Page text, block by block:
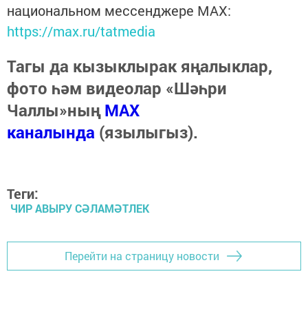
национальном мессенджере MАХ:
https://max.ru/tatmedia
Тагы да кызыклырак яңалыклар,
фото һәм видеолар «Шәһри
Чаллы»ныңMAX
каналында (язылыгыз).
Теги:
ЧИР АВЫРУ СӘЛАМӘТЛЕК
Перейти на страницу новости